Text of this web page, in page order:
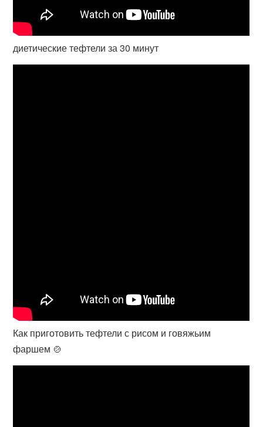
диетические тефтели за 30 минут
Как приготовить тефтели с рисом и говяжьим
фаршем 🍲